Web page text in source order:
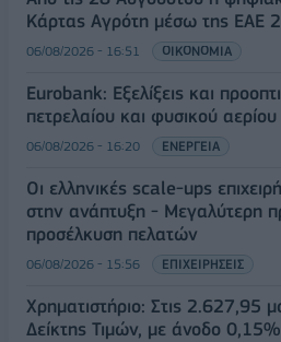
Κάρτας Αγρότη μέσω της ΕΑΕ
06/08/2026 - 16:51 ΟΙΚΟΝΟΜΙΑ
Eurobank: Εξελίξεις και
πετρελαίου και φυσικού
06/08/2026 - 16:20 ΕΝΕΡΓΕΙΑ
Οι ελληνικές scale-ups
στην ανάπτυξη - Μεγαλύτερη
προσέλκυση πελατών
06/08/2026 - 15:56 ΕΠΙΧΕΙΡΗΣΕΙΣ
Χρηματιστήριο: Στις 2.627,95
Δείκτης Τιμών, με άνοδο 0,15%